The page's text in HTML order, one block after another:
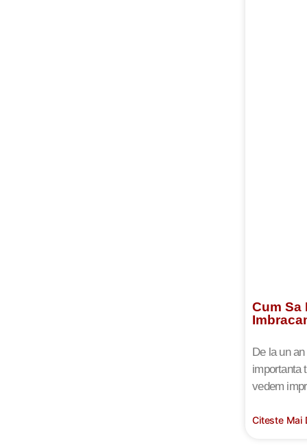
Cum Sa
De la un
importanta
vedem
Citeste Mai